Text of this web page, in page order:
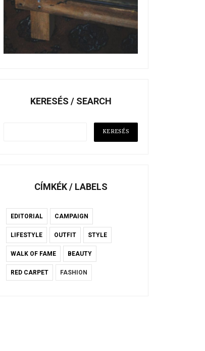
KERESÉS / SEARCH
CÍMKÉK / LABELS
EDITORIAL CAMPAIGN
LIFESTYLE OUTFIT STYLE
WALK OF FAME BEAUTY
RED CARPET FASHION